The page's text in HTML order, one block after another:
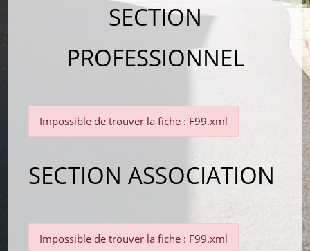
SECTION
PROFESSIONNEL
Impossible de trouver la fiche : F99.xml
SECTION ASSOCIATION
Impossible de trouver la fiche : F99.xml